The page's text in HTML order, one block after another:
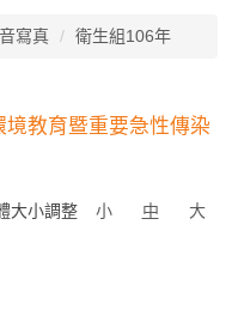
寫真 衛生組106年
境教育暨重要急性傳染
大小調整 小 中 大